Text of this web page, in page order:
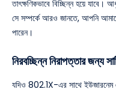
তাৎক্ষণিকভাবে বিচ্ছিন্ন হয়ে যাবে।
সে সম্পর্কে আরও জানতে, আপনি
পারেন।
নিরবচ্ছিন্ন নিরাপত্তার জন্য
যদিও 802.1X-এর সাথে ইউজারনেম